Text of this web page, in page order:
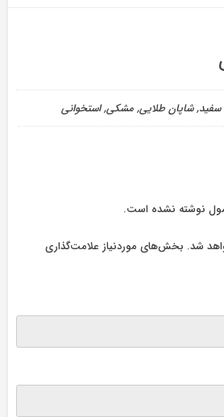
سفید, شاپان طلایی, مشکی, استخوانی
نوشته نشده است.
شد. بخش‌های موردنیاز علامت‌گذاری